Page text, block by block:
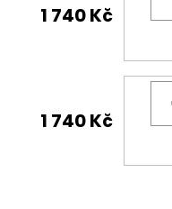
1 740 Kč
1 740 Kč